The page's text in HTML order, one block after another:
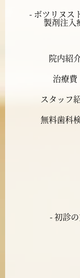
- ボツリヌス
製剤注入
院内紹
治療費
スタッフ
無料歯科
- 初診